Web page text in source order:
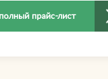
прайс-лист